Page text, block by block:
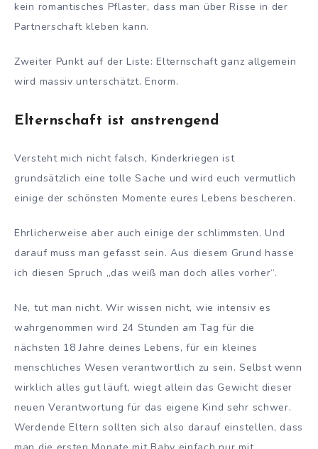
kein romantisches Pflaster, dass man über Risse in der
Partnerschaft kleben kann.
Zweiter Punkt auf der Liste: Elternschaft ganz allgemein
wird massiv unterschätzt. Enorm.
Elternschaft ist anstrengend
Versteht mich nicht falsch, Kinderkriegen ist
grundsätzlich eine tolle Sache und wird euch vermutlich
einige der schönsten Momente eures Lebens bescheren.
Ehrlicherweise aber auch einige der schlimmsten. Und
darauf muss man gefasst sein. Aus diesem Grund hasse
ich diesen Spruch „das weiß man doch alles vorher“.
Ne, tut man nicht. Wir wissen nicht, wie intensiv es
wahrgenommen wird 24 Stunden am Tag für die
nächsten 18 Jahre deines Lebens, für ein kleines
menschliches Wesen verantwortlich zu sein. Selbst wenn
wirklich alles gut läuft, wiegt allein das Gewicht dieser
neuen Verantwortung für das eigene Kind sehr schwer.
Werdende Eltern sollten sich also darauf einstellen, dass